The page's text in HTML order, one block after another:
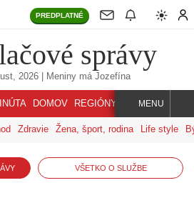
PREDPLATNÉ
správy
2026| Meniny má Jozefína
DOMOV REGIÓNY INDEX SVET
MENU
Zdravie Žena, šport, rodina Life style
VŠETKO O SLUŽBE